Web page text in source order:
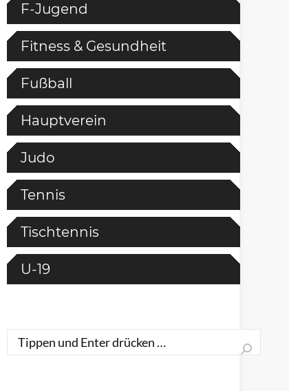
F-Jugend
Fitness & Gesundheit
Fußball
Hauptverein
Judo
Tennis
Tischtennis
U-19
Search: